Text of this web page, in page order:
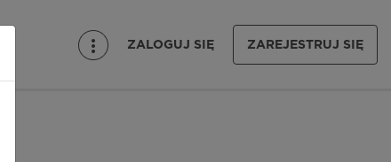
ZALOGUJ SIĘ ZAREJESTRUJ SIĘ